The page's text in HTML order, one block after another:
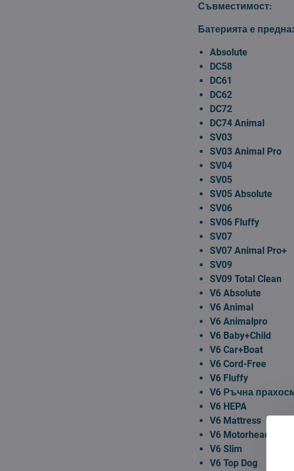
Съвместимост:
Батерията е
Absolute
DC58
DC61
DC62
DC72
DC74 Animal
SV03
SV03 Animal Pro
SV04
SV05
SV05 Absolute
SV06
SV06 Fluffy
SV07
SV07 Animal Pro+
SV09
SV09 Total Clean
V6 Absolute
V6 Animal
V6 Animalpro
V6 Baby+Child
V6 Car+Boat
V6 Cord-Free
V6 Fluffy
V6 Ръчна
V6 HEPA
V6 Mattress
V6 Motorhead
V6 Slim
V6 Top Dog